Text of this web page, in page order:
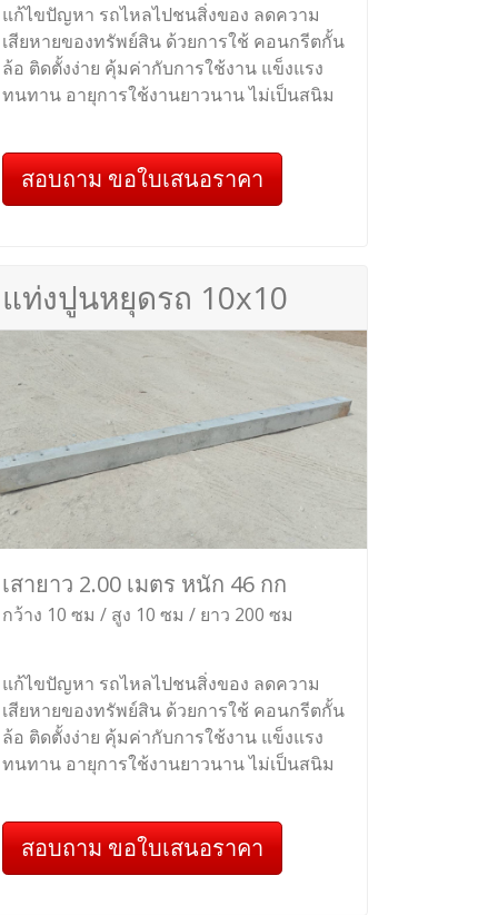
แก้ไขปัญหา รถไหลไปชนสิ่งของ ลดความ
เสียหายของทรัพย์สิน ด้วยการใช้ คอนกรีตกั้น
ล้อ ติดตั้งง่าย คุ้มค่ากับการใช้งาน แข็งแรง
ทนทาน อายุการใช้งานยาวนาน ไม่เป็นสนิม
สอบถาม ขอใบเสนอราคา
แท่งปูนหยุดรถ 10x10
เสายาว 2.00 เมตร หนัก 46 กก
กว้าง 10 ซม / สูง 10 ซม / ยาว 200 ซม
แก้ไขปัญหา รถไหลไปชนสิ่งของ ลดความ
เสียหายของทรัพย์สิน ด้วยการใช้ คอนกรีตกั้น
ล้อ ติดตั้งง่าย คุ้มค่ากับการใช้งาน แข็งแรง
ทนทาน อายุการใช้งานยาวนาน ไม่เป็นสนิม
สอบถาม ขอใบเสนอราคา